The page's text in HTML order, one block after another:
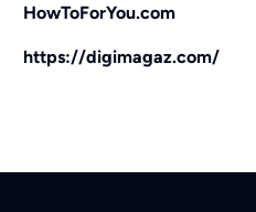
HowToForYou.com
https://digimagaz.com/